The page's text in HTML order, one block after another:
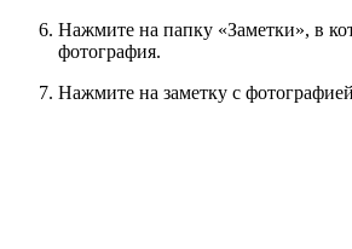
Нажмите на папку «Заметки», в
фотография.
Нажмите на заметку с